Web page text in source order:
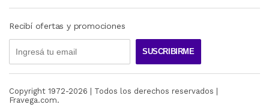
Recibí ofertas y promociones
SUSCRIBIRME
Copyright 1972-2026 | Todos los derechos reservados |
Fravega.com.